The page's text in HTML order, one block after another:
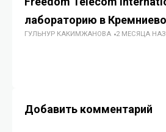
лабораторию в
ГУЛЬНУР КАКИМЖАНОВА 2 МЕСЯЦА
Добавить комментарий